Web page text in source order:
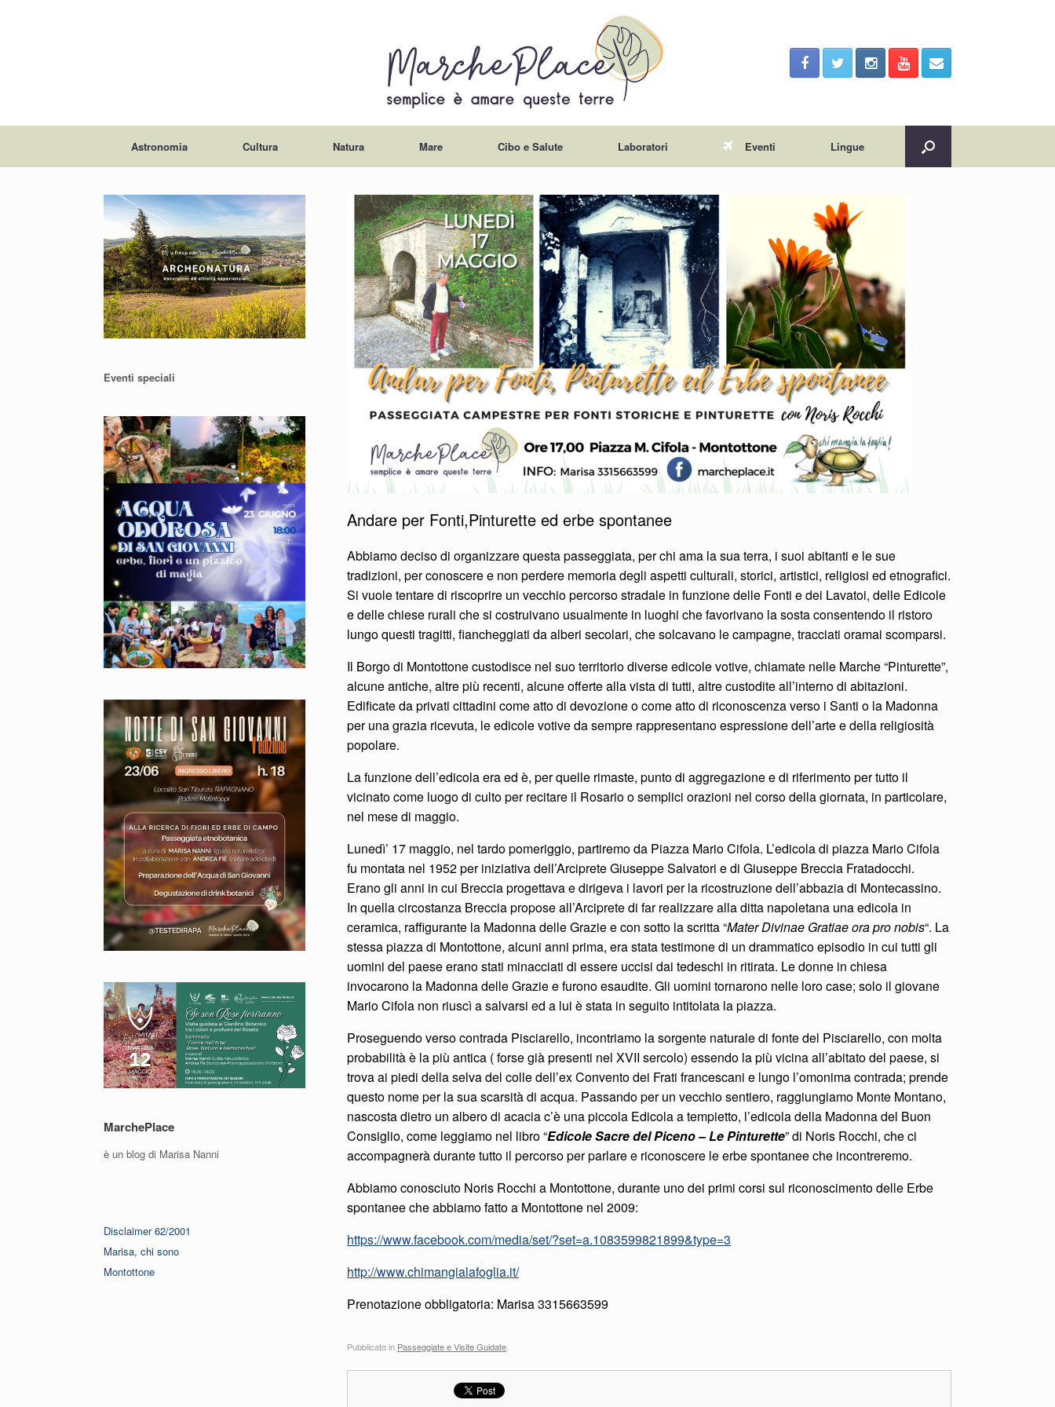
Astronomia Cultura Natura Mare Cibo e Salute Laboratori Eventi Lingue
Andare per Fonti,Pinturette ed erbe spontanee
Abbiamo deciso di organizzare questa passeggiata, per chi ama la sua terra, i suoi abitanti e le sue
tradizioni, per conoscere e non perdere memoria degli aspetti culturali, storici, artistici, religiosi ed etnografici.
Si vuole tentare di riscoprire un vecchio percorso stradale in funzione delle Fonti e dei Lavatoi, delle Edicole
e delle chiese rurali che si costruivano usualmente in luoghi che favorivano la sosta consentendo il ristoro
lungo questi tragitti, fiancheggiati da alberi secolari, che solcavano le campagne, tracciati oramai scomparsi.
Il Borgo di Montottone custodisce nel suo territorio diverse edicole votive, chiamate nelle Marche “Pinturette”,
alcune antiche, altre più recenti, alcune offerte alla vista di tutti, altre custodite all’interno di abitazioni.
Edificate da privati cittadini come atto di devozione o come atto di riconoscenza verso i Santi o la Madonna
per una grazia ricevuta, le edicole votive da sempre rappresentano espressione dell’arte e della religiosità
popolare.
La funzione dell’edicola era ed è, per quelle rimaste, punto di aggregazione e di riferimento per tutto il
vicinato come luogo di culto per recitare il Rosario o semplici orazioni nel corso della giornata, in particolare,
nel mese di maggio.
Lunedì’ 17 maggio, nel tardo pomeriggio, partiremo da Piazza Mario Cifola. L’edicola di piazza Mario Cifola
fu montata nel 1952 per iniziativa dell’Arciprete Giuseppe Salvatori e di Giuseppe Breccia Fratadocchi.
Erano gli anni in cui Breccia progettava e dirigeva i lavori per la ricostruzione dell’abbazia di Montecassino.
In quella circostanza Breccia propose all’Arciprete di far realizzare alla ditta napoletana una edicola in
ceramica, raffigurante la Madonna delle Grazie e con sotto la scritta “Mater Divinae Gratiae ora pro nobis“. La
stessa piazza di Montottone, alcuni anni prima, era stata testimone di un drammatico episodio in cui tutti gli
uomini del paese erano stati minacciati di essere uccisi dai tedeschi in ritirata. Le donne in chiesa
invocarono la Madonna delle Grazie e furono esaudite. Gli uomini tornarono nelle loro case; solo il giovane
Mario Cifola non riuscì a salvarsi ed a lui è stata in seguito intitolata la piazza.
Proseguendo verso contrada Pisciarello, incontriamo la sorgente naturale di fonte del Pisciarello, con molta
probabilità è la più antica ( forse già presenti nel XVII sercolo) essendo la più vicina all’abitato del paese, si
trova ai piedi della selva del colle dell’ex Convento dei Frati francescani e lungo l’omonima contrada; prende
questo nome per la sua scarsità di acqua. Passando per un vecchio sentiero, raggiungiamo Monte Montano,
nascosta dietro un albero di acacia c’è una piccola Edicola a tempietto, l’edicola della Madonna del Buon
Consiglio, come leggiamo nel libro “Edicole Sacre del Piceno – Le Pinturette” di Noris Rocchi, che ci
accompagnerà durante tutto il percorso per parlare e riconoscere le erbe spontanee che incontreremo.
Abbiamo conosciuto Noris Rocchi a Montottone, durante uno dei primi corsi sul riconoscimento delle Erbe
spontanee che abbiamo fatto a Montottone nel 2009:
https://www.facebook.com/media/set/?set=a.1083599821899&type=3
http://www.chimangialafoglia.it/
Prenotazione obbligatoria: Marisa 3315663599
Pubblicato in Passeggiate e Visite Guidate
Eventi speciali
MarchePlace
è un blog di Marisa Nanni
Disclaimer 62/2001
Marisa, chi sono
Montottone